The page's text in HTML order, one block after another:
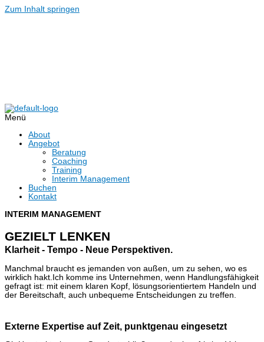
Zum Inhalt springen
Menü
About
Angebot
Beratung
Coaching
Training
Interim Management
Buchen
Kontakt
INTERIM MANAGEMENT
GEZIELT LENKEN
Klarheit - Tempo - Neue Perspektiven.
Manchmal braucht es jemanden von außen, um zu sehen, wo es
wirklich hakt.Ich komme ins Unternehmen, wenn Handlungsfähigkeit
gefragt ist: mit einem klaren Kopf, lösungsorientiertem Handeln und
der Bereitschaft, auch unbequeme Entscheidungen zu treffen.
Externe Expertise aufZeit, punktgenau eingesetzt